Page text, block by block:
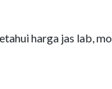
harga jas lab,